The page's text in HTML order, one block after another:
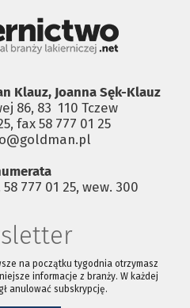
Klauz, Joanna Sęk-Klauz
86, 83 ­ 110 Tczew
fax 58 777 01 25
777 01 25, wew. 300
na początku tygodnia otrzymasz
informacje z branży. W każdej
anulować subskrypcję.